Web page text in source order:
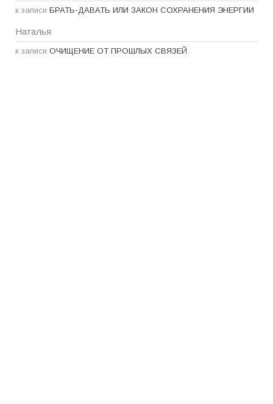
к записи БРАТЬ-ДАВАТЬ ИЛИ ЗАКОН СОХРАНЕНИЯ ЭНЕРГИИ
Наталья
к записи ОЧИЩЕНИЕ ОТ ПРОШЛЫХ СВЯЗЕЙ